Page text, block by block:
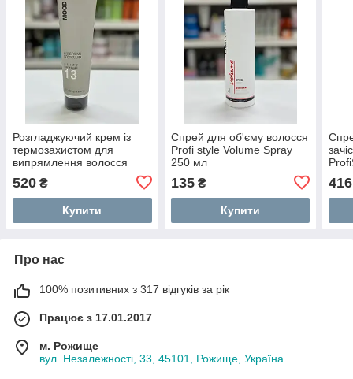
Розгладжуючий крем із
термозахистом для
випрямлення волосся
Mood Frizz Controller 150
мл
520 ₴
Купити
Спрей для об'єму волосся
Profi style Volume Spray
250 мл
135₴
Купити
416
Про нас
100% позитивних з 317 відгуків за рік
Працює з 17.01.2017
м. Рожище
вул. Незалежності, 33, 45101, Рожище, Україна